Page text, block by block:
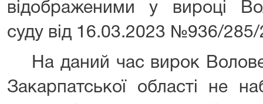
відображеними у вироці
суду від 16.03.2023 №936/285/
На даний час вирок
Закарпатської області не